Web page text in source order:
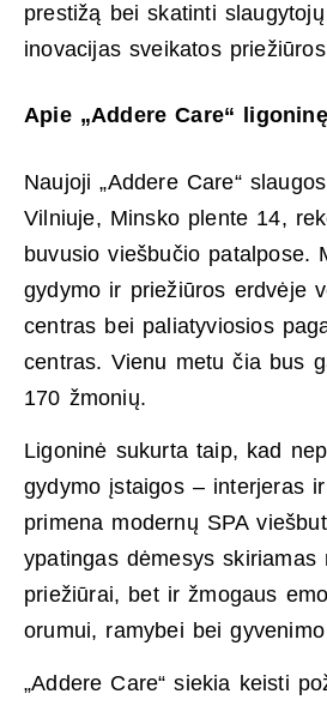
prestižą bei skatinti
inovacijas sveikatos
Apie „Addere Care“
Naujoji „Addere Care“
Vilniuje, Minsko plente 14,
buvusio viešbučio patalpose.
gydymo ir priežiūros erdvėje
centras bei paliatyviosios
centras. Vienu metu čia bus
170 žmonių.
Ligoninė sukurta taip, kad
gydymo įstaigos – interjeras
primena modernų SPA
ypatingas dėmesys skiriamas
priežiūrai, bet ir žmogaus
orumui, ramybei bei
„Addere Care“ siekia keisti